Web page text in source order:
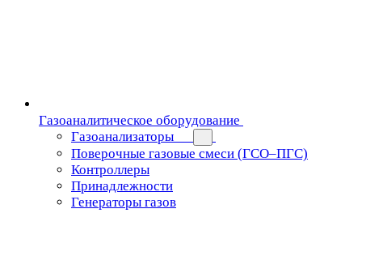
Газоаналитическое оборудование
Газоанализаторы
Поверочные газовые смеси (ГСО–ПГС)
Контроллеры
Принадлежности
Генераторы газов